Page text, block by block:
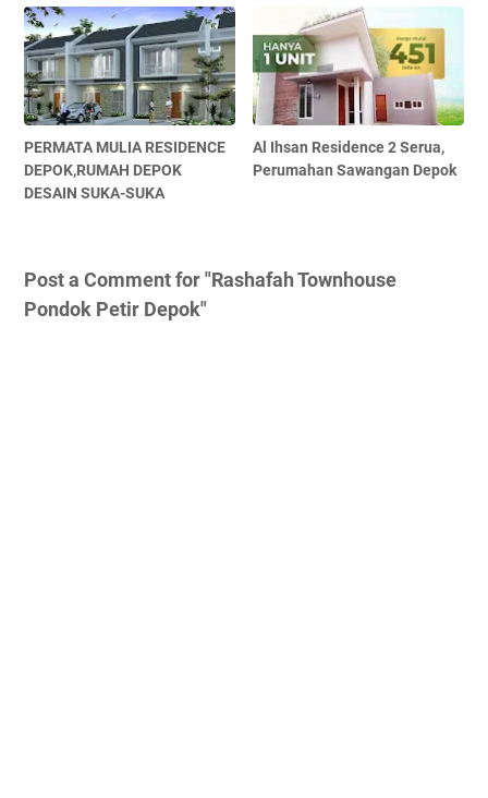
PERMATA MULIA RESIDENCE
DEPOK,RUMAH DEPOK
DESAIN SUKA-SUKA
Al Ihsan Residence 2 Serua,
Perumahan Sawangan Depok
Post a Comment for "Rashafah Townhouse
Pondok Petir Depok"